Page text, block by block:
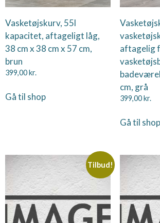
Vasketøjskurv, 55l
kapacitet, aftageligt låg,
38 cm x 38 cm x 57 cm,
brun
399,00kr.
Gå til shop
aftagelig
cm, grå
399,00kr.
Gå til shop
Tilbud!